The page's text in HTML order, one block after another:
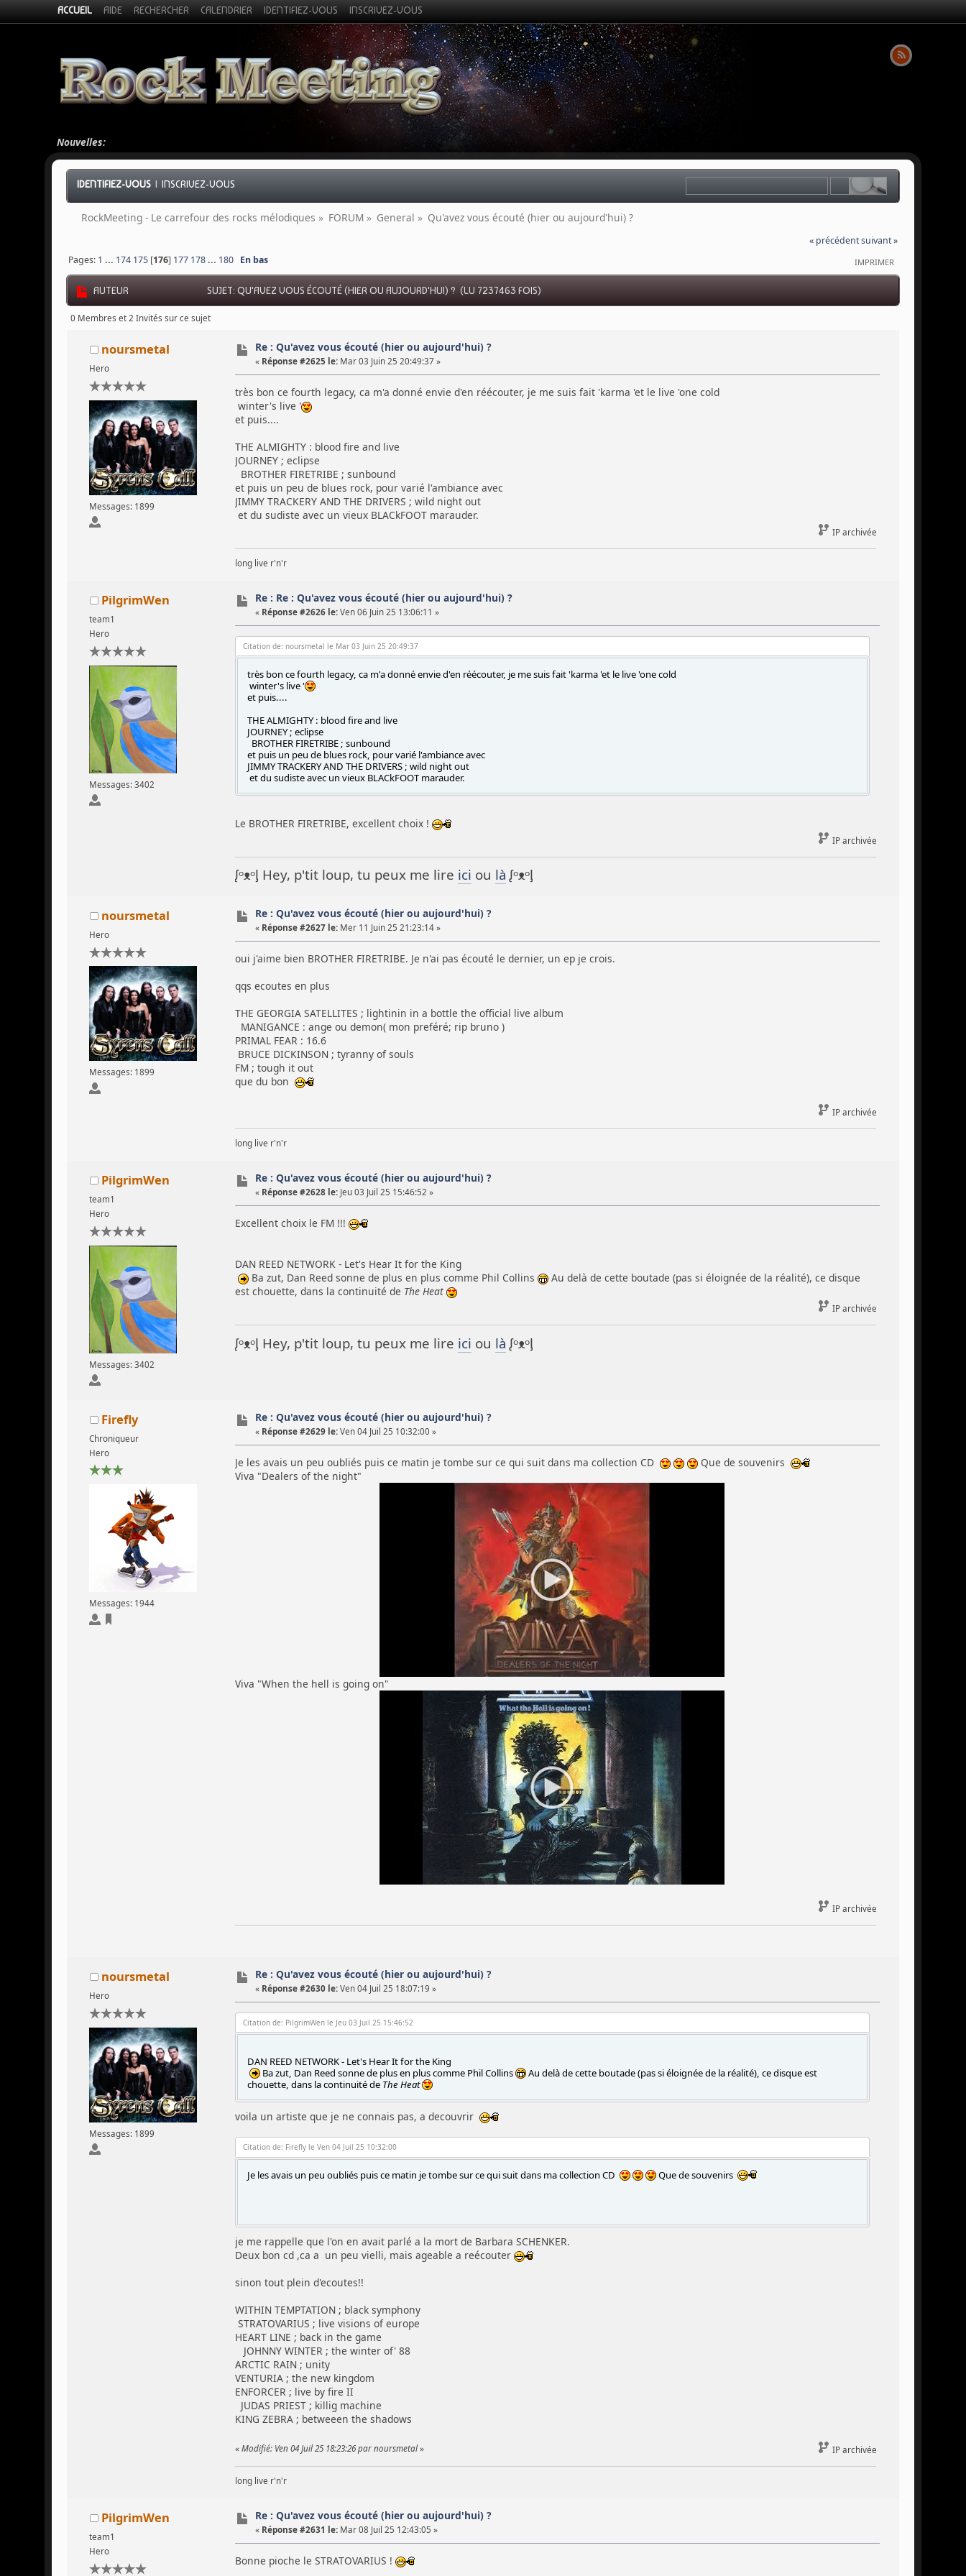
ACCUEIL AIDE RECHERCHER CALENDRIER IDENTIFIEZ-VOUS INSCRIVEZ-VOUS
Nouvelles:
IDENTIFIEZ-VOUS |INSCRIVEZ-VOUS
RockMeeting - Le carrefour des rocks mélodiques » FORUM » General » Qu'avez vous écouté (hier ou aujourd'hui) ?
« précédentsuivant »
IMPRIMER
Pages: 1 ... 174 175 [176] 177 178... 180 En bas
AUTEUR SUJET: QU'AVEZ VOUS ÉCOUTÉ (HIER OU AUJOURD'HUI) ? (LU 7237463 FOIS)
0 Membres et 2 Invités sur ce sujet
noursmetal
Hero
Messages: 1899
Re : Qu'avez vous écouté (hier ou aujourd'hui) ?
« Réponse #2625 le: Mar 03 Juin 25 20:49:37 »
très bon ce fourth legacy, ca m'a donné envie d'en réécouter, je me suis fait 'karma 'et le live 'one cold
winter's live '
et puis....
THE ALMIGHTY : blood fire and live
JOURNEY ; eclipse
BROTHER FIRETRIBE ; sunbound
et puis un peu de blues rock, pour varié l'ambiance avec
JIMMY TRACKERY AND THE DRIVERS ; wild night out
et du sudiste avec un vieux BLACkFOOT marauder.
IP archivée
long live r'n'r
PilgrimWen
team1
Hero
Messages: 3402
Re : Re : Qu'avez vous écouté (hier ou aujourd'hui) ?
« Réponse #2626 le: Ven 06 Juin 25 13:06:11 »
Citation de: noursmetal le Mar 03 Juin 25 20:49:37
très bon ce fourth legacy, ca m'a donné envie d'en réécouter, je me suis fait 'karma 'et le live 'one cold
winter's live '
et puis....
THE ALMIGHTY : blood fire and live
JOURNEY ; eclipse
BROTHER FIRETRIBE ; sunbound
et puis un peu de blues rock, pour varié l'ambiance avec
JIMMY TRACKERY AND THE DRIVERS ; wild night out
et du sudiste avec un vieux BLACkFOOT marauder.
Le BROTHER FIRETRIBE, excellent choix !
IP archivée
ᶘᵒᴥᵒᶅ Hey, p'tit loup, tu peux me lire ici ou là ᶘᵒᴥᵒᶅ
noursmetal
Hero
Messages: 1899
Re : Qu'avez vous écouté (hier ou aujourd'hui) ?
« Réponse #2627 le: Mer 11 Juin 25 21:23:14 »
oui j'aime bien BROTHER FIRETRIBE. Je n'ai pas écouté le dernier, un ep je crois.
qqs ecoutes en plus
THE GEORGIA SATELLITES ; lightinin in a bottle the official live album
MANIGANCE : ange ou demon( mon preféré; rip bruno )
PRIMAL FEAR : 16.6
BRUCE DICKINSON ; tyranny of souls
FM ; tough it out
que du bon
IP archivée
long live r'n'r
PilgrimWen
team1
Hero
Messages: 3402
Re : Qu'avez vous écouté (hier ou aujourd'hui) ?
« Réponse #2628 le: Jeu 03 Juil 25 15:46:52 »
Excellent choix le FM !!!
DAN REED NETWORK - Let's Hear It for the King
Ba zut, Dan Reed sonne de plus en plus comme Phil Collins
Au delà de cette boutade (pas si éloignée de la réalité), ce disque
est chouette, dans la continuité de The Heat
IP archivée
ᶘᵒᴥᵒᶅ Hey, p'tit loup, tu peux me lire ici ou là ᶘᵒᴥᵒᶅ
Firefly
Chroniqueur
Hero
Messages: 1944
Re : Qu'avez vous écouté (hier ou aujourd'hui) ?
« Réponse #2629 le: Ven 04 Juil 25 10:32:00 »
Je les avais un peu oubliés puis ce matin je tombe sur ce qui suit dans ma collection CD
Que de souvenirs
Viva "Dealers of the night"
Viva "When the hell is going on"
IP archivée
noursmetal
Hero
Messages: 1899
Re : Qu'avez vous écouté (hier ou aujourd'hui) ?
« Réponse #2630 le: Ven 04 Juil 25 18:07:19 »
Citation de: PilgrimWen le Jeu 03 Juil 25 15:46:52
DAN REED NETWORK - Let's Hear It for the King
Ba zut, Dan Reed sonne de plus en plus comme Phil Collins
Au delà de cette boutade (pas si éloignée de la réalité), ce disque est
chouette, dans la continuité de The Heat
voila un artiste que je ne connais pas, a decouvrir
Citation de: Firefly le Ven 04 Juil 25 10:32:00
Je les avais un peu oubliés puis ce matin je tombe sur ce qui suit dans ma collection CD Que de souvenirs
je me rappelle que l'on en avait parlé a la mort de Barbara SCHENKER.
Deux bon cd ,ca a un peu vielli, mais ageable a reécouter
sinon tout plein d'ecoutes!!
WITHIN TEMPTATION ; black symphony
STRATOVARIUS ; live visions of europe
HEART LINE ; back in the game
JOHNNY WINTER ; the winter of' 88
ARCTIC RAIN ; unity
VENTURIA ; the new kingdom
ENFORCER ; live by fire II
JUDAS PRIEST ; killig machine
KING ZEBRA ; betweeen the shadows
« Modifié: Ven 04 Juil 25 18:23:26 par noursmetal» IP archivée
long live r'n'r
PilgrimWen
team1
Hero
Re : Qu'avez vous écouté (hier ou aujourd'hui) ?
« Réponse #2631 le: Mar 08 Juil 25 12:43:05 »
Bonne pioche le STRATOVARIUS !